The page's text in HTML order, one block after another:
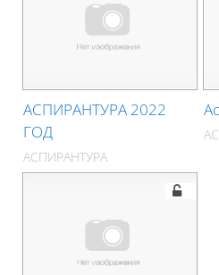
АСПИРАНТУРА 2022
ГОД
АСПИРАНТУРА